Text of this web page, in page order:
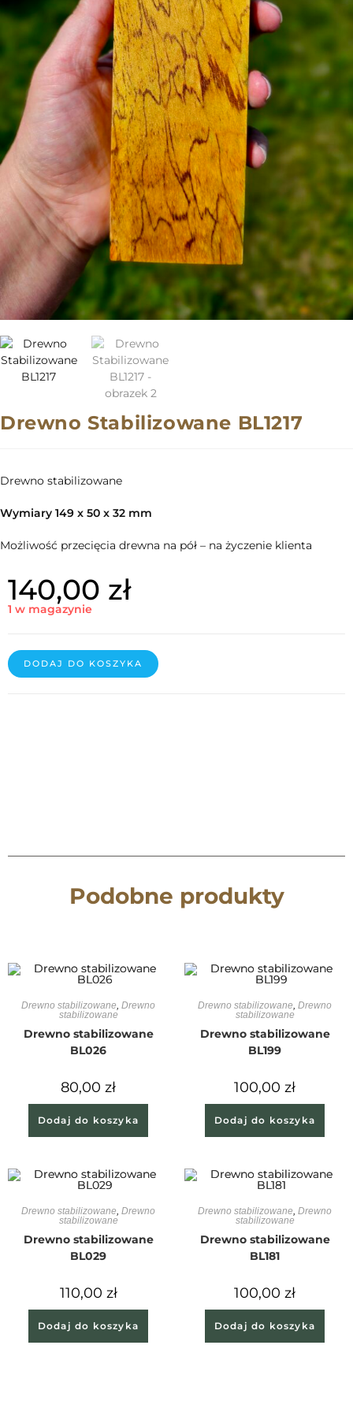
Drewno Stabilizowane BL1217
Drewno stabilizowane
Wymiary 149 x 50 x 32 mm
Możliwość przecięcia drewna na pół – na życzenie klienta
140,00 zł
1 w magazynie
DODAJ DO KOSZYKA
Podobne produkty
Drewno stabilizowane Drewno
stabilizowane
Drewno stabilizowane
BL026
80,00 zł
Dodaj do koszyka
Drewno stabilizowane Drewno
stabilizowane
Drewno stabilizowane
BL199
100,00 zł
Dodaj do koszyka
Drewno stabilizowane Drewno
stabilizowane
Drewno stabilizowane
BL029
110,00 zł
Dodaj do koszyka
Drewno stabilizowane Drewno
stabilizowane
Drewno stabilizowane
BL181
100,00 zł
Dodaj do koszyka